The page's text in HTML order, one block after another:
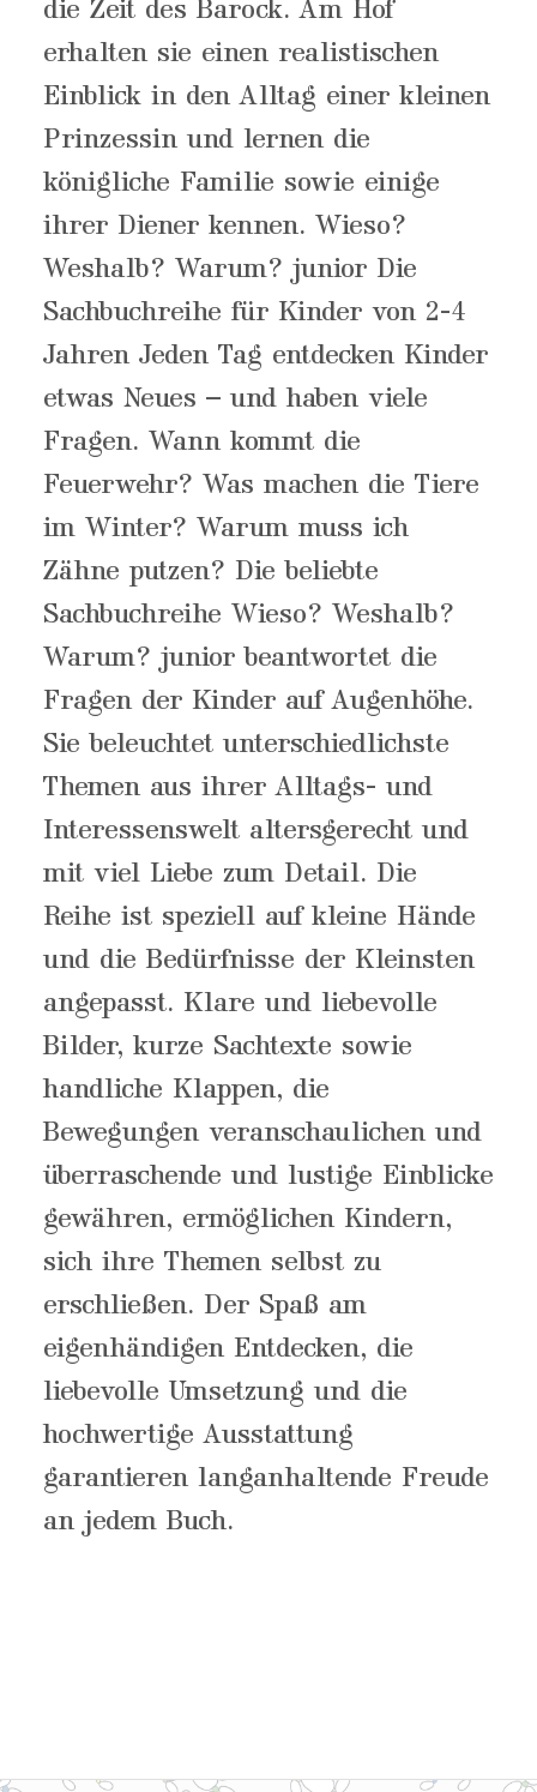
die Zeit des Barock. Am Hof
erhalten sie einen realistischen
Einblick in den Alltag einer kleinen
Prinzessin und lernen die
königliche Familie sowie einige
ihrer Diener kennen. Wieso?
Weshalb? Warum? junior Die
Sachbuchreihe für Kinder von 2-4
Jahren Jeden Tag entdecken Kinder
etwas Neues – und haben viele
Fragen. Wann kommt die
Feuerwehr? Was machen die Tiere
im Winter? Warum muss ich
Zähne putzen? Die beliebte
Sachbuchreihe Wieso? Weshalb?
Warum? junior beantwortet die
Fragen der Kinder auf Augenhöhe.
Sie beleuchtet unterschiedlichste
Themen aus ihrer Alltags- und
Interessenswelt altersgerecht und
mit viel Liebe zum Detail. Die
Reihe ist speziell auf kleine Hände
und die Bedürfnisse der Kleinsten
angepasst. Klare und liebevolle
Bilder, kurze Sachtexte sowie
handliche Klappen, die
Bewegungen veranschaulichen und
überraschende und lustige Einblicke
gewähren, ermöglichen Kindern,
sich ihre Themen selbst zu
erschließen. Der Spaß am
eigenhändigen Entdecken, die
liebevolle Umsetzung und die
hochwertige Ausstattung
garantieren langanhaltende Freude
an jedem Buch.